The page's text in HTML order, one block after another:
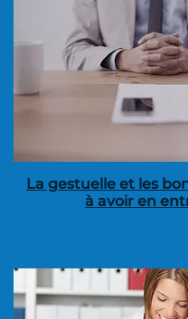
La gestuelle et les
à avoir en